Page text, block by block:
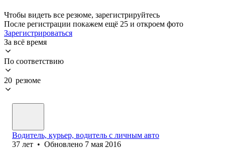
Чтобы видеть все резюме, зарегистрируйтесь
После регистрации покажем ещё 25 и откроем фото
Зарегистрироваться
За всё время
По соответствию
20 резюме
Водитель, курьер, водитель с личным авто
37 лет • Обновлено 7 мая 2016